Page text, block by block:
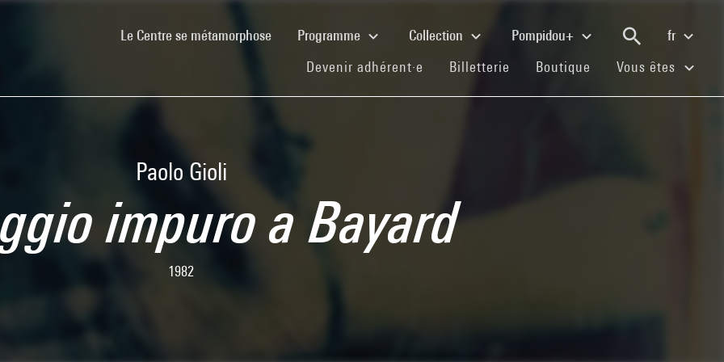
Le Centre se métamorphose(current)Programme Collection Pompidou+
fr
Devenir adhérent·e (current)
Billetterie (current)
Boutique (current)
Vous êtes
Paolo Gioli
impuro a Bayard
1982